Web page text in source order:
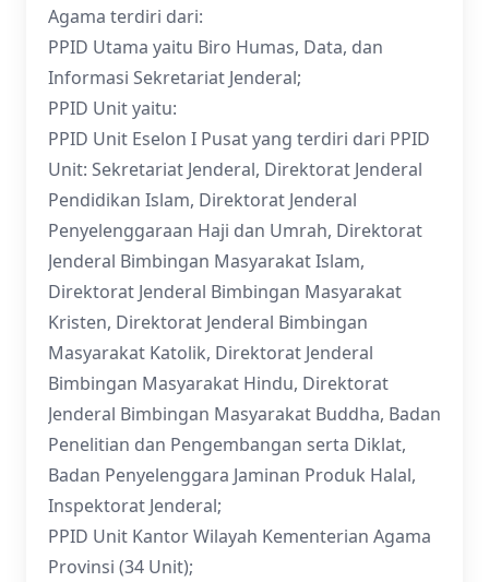
Agama terdiri dari:
PPID Utama yaitu Biro Humas, Data, dan
Informasi Sekretariat Jenderal;
PPID Unit yaitu:
PPID Unit Eselon I Pusat yang terdiri dari PPID
Unit: Sekretariat Jenderal, Direktorat Jenderal
Pendidikan Islam, Direktorat Jenderal
Penyelenggaraan Haji dan Umrah, Direktorat
Jenderal Bimbingan Masyarakat Islam,
Direktorat Jenderal Bimbingan Masyarakat
Kristen, Direktorat Jenderal Bimbingan
Masyarakat Katolik, Direktorat Jenderal
Bimbingan Masyarakat Hindu, Direktorat
Jenderal Bimbingan Masyarakat Buddha, Badan
Penelitian dan Pengembangan serta Diklat,
Badan Penyelenggara Jaminan Produk Halal,
Inspektorat Jenderal;
PPID Unit Kantor Wilayah Kementerian Agama
Provinsi (34 Unit);